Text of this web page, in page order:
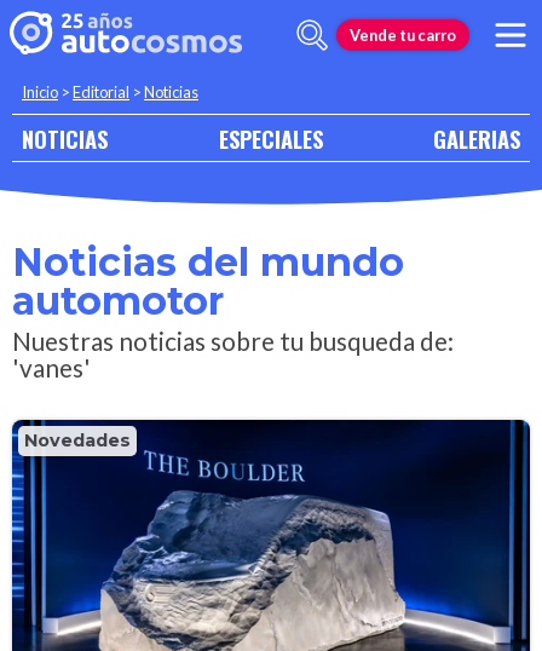
Vende tu carro
Inicio >Editorial >Noticias
NOTICIAS ESPECIALES GALERIAS
Noticias del mundo
automotor
Nuestras noticias sobre tu busqueda de:
'vanes'
Novedades